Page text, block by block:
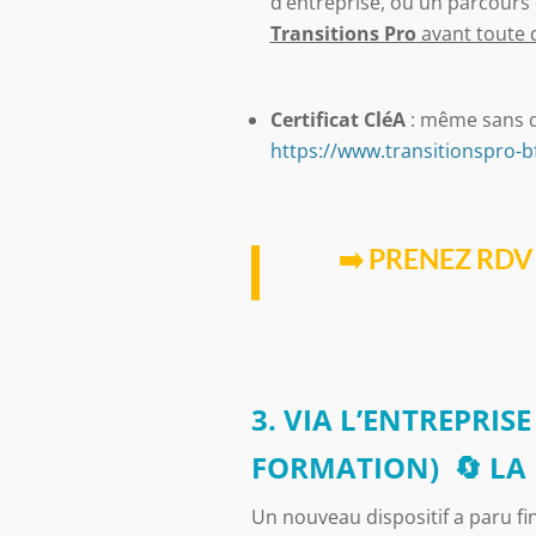
Transitions Proavant toute
Certificat CléA: même sans
https://www.transitionspro-
➡️ PRENEZ RDV
3. VIA
FORMATION) 🔄 LA
Un nouveau dispositif a paru